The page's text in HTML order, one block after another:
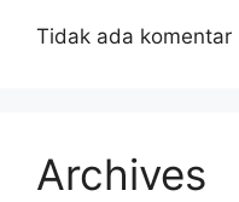
Tidak ada
Archives